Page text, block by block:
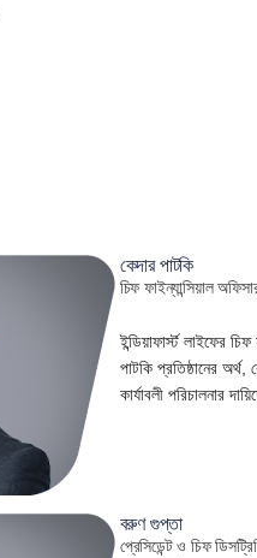
কেদার পাটকি
চিফ ফাইন্যান্সিয়াল
ইন্ডিয়াফার্স্ট লাইফের
পাটকি প্রতিষ্ঠানের
কার্যাবলী পরিচালনার
বরুণ গুপ্তা
প্রেসিডেন্ট ও চিফ